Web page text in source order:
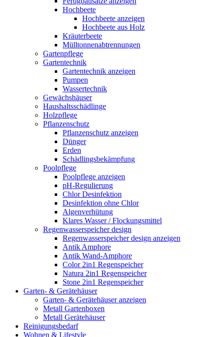
Hochbeete
Hochbeete anzeigen
Hochbeete aus Holz
Kräuterbeete
Mülltonnenabtrennungen
Gartenpflege
Gartentechnik
Gartentechnik anzeigen
Pumpen
Wassertechnik
Gewächshäuser
Haushaltsschädlinge
Holzpflege
Pflanzenschutz
Pflanzenschutz anzeigen
Dünger
Erden
Schädlingsbekämpfung
Poolpflege
Poolpflege anzeigen
pH-Regulierung
Chlor Desinfektion
Desinfektion ohne Chlor
Algenverhütung
Klares Wasser / Flockungsmittel
Regenwasserspeicher design
Regenwasserspeicher design anzeigen
Antik Amphore
Antik Wand-Amphore
Color 2in1 Regenspeicher
Natura 2in1 Regenspeicher
Stone 2in1 Regenspeicher
Garten- & Gerätehäuser
Garten- & Gerätehäuser anzeigen
Metall Gartenboxen
Metall Gerätehäuser
Reinigungsbedarf
Wohnen & Lifestyle